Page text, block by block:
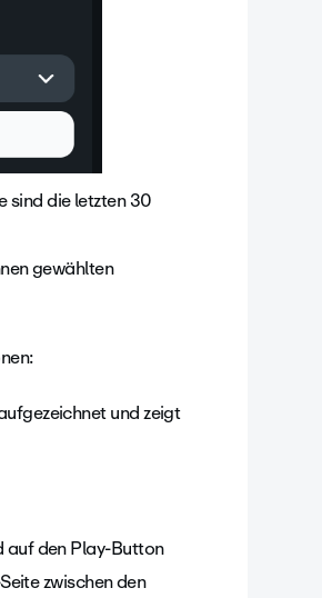
sind die letzten 30
gewählten
und zeigt
auf den Play-Button
zwischen den